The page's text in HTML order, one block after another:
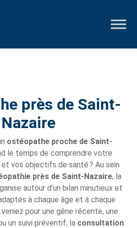
près de Saint-
Nazaire
ostéopathe proche de Saint-
le temps de comprendre votre
vos objectifs de santé ? Au sein
près de Saint-Nazaire, la
autour d’un bilan minutieux et
à chaque âge et à chaque
pour une gêne récente, une
un suivi préventif, la consultation